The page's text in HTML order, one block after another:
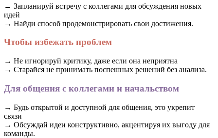
→ Запланируй встречу с коллегами для обсуждения новых
идей
→ Найди способ продемонстрировать свои достижения.
Чтобы избежать проблем
→ Не игнорируй критику, даже если она неприятна
→ Старайся не принимать поспешных решений без анализа.
Для общения с коллегами и начальством
→ Будь открытой и доступной для общения, это укрепит
связи
→ Обсуждай идеи конструктивно, акцентируя их выгоду для
команды.